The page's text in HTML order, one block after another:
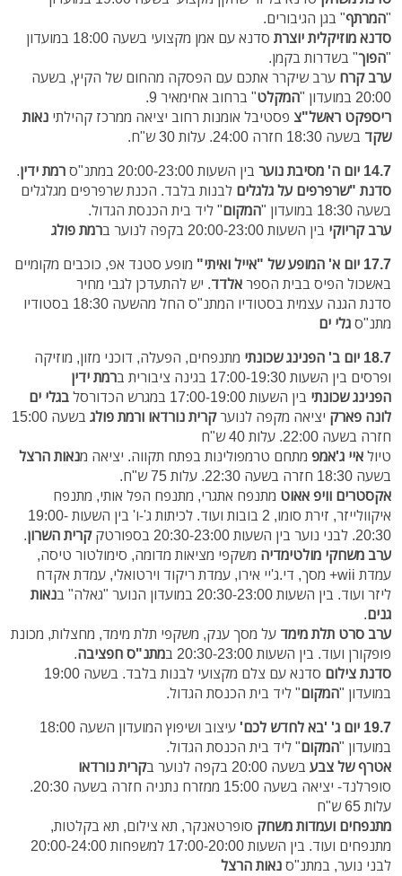
"המרתף" בגן הגיבורים.
סדנא מוזיקלית יוצרת סדנא עם אמן מקצועי בשעה 18:00
במועדון
"הפוך" בשדרות בקמן.
ערב קרח ערב שיקרר אתכם עם הפסקה מהחום של הקיץ, בשעה
20:00 במועדון "
המקלט" ברחוב אחימאיר 9.
ריספקט ראשל"צ פסטיבל אומנות רחוב יציאה ממרכז קהילתי נאות
שקד בשעה 18:30 חזרה 24:00. עלות 30 ש"ח.
14.7 יום ה'
מסיבת נוער בין השעות 20:00-23:00 במתנ"ס רמת ידין.
סדנת "שרפרפים על גלגלים לבנות בלבד. הכנת שרפרפים מגלגלים
בשעה 18:30 במועדון "
המקום" ליד בית הכנסת הגדול.
ערב קריוקי בין השעות 20:00-23:00 בקפה לנוער ב
רמת פולג
17.7 יום א'
המופע של "אייל ואיתי" מופע סטנד אפ, כוכבים מקומיים
באשכול הפיס בבית הספראלדד. יש להתעדכן לגבי מחיר
סדנת הגנה עצמית בסטודיו המתנ"ס החל מהשעה 18:30 בסטודיו
מתנ"סגלי ים
18.7 יום ב'
הפנינג שכונתי מתנפחים, הפעלה, דוכני מזון, מוזיקה
ופרסים בין השעות 17:00-19:30 בגינה ציבורית ברמת ידין
הפנינג שכונתי בין השעות 17:00-19:00 במגרש הכדורסלבגלי ים
לונה פארק יציאה מקפה לנוערקרית נורדאו ורמת פולג
בשעה 15:00
חזרה בשעה 22:00. עלות 40 ש"ח
טיולאיי ג'אמפ מתחם טרמפולינות בפתח תקווה. יציאה מנאות הרצל
בשעה 18:30 חזרה בשעה 22:30. עלות 75 ש"ח.
אקסטרים וויפ אאוט מתנפח אתגרי, מתנפח הפל אותי, מתנפח
איקוולייזר, זירת סומו, 2 בובות ועוד. לכיתות ג'-ו' בין השעות 19:00-
20:30. לבני נוער בין השעות 20:30-23:00 בספורטק
קרית השרון.
ערב משחקי מולטימדיה משקפי מציאות מדומה, סימולטור טיסה,
עמדת wii+ מסך, די.ג'יי אירו, עמדת ריקוד וירטואלי, עמדת אקדח
ליזר ועוד. בין השעות 20:30-23:00 במועדון הנוער "גאלה" ב
נאות
גנים.
ערב סרט תלת מימד על מסך ענק, משקפי תלת מימד, מחצלות, מכונת
פופקורן ועוד. בין השעות 20:30-23:00 ב
מתנ"ס חפציבה.
סדנת צילום
סדנא עם צלם מקצועי לבנות בלבד. בשעה 19:00
במועדון "המקום" ליד בית הכנסת הגדול.
19.7 יום ג'
'בא לחדש לכם'
עיצוב ושיפוץ המועדון השעה 18:00
במועדון "המקום" ליד בית הכנסת הגדול.
אטרף של צבע בשעה 20:00 בקפה לנוער ב
קרית נורדאו
סופרלנד- יציאה בשעה 15:00 ממזרח נתניה חזרה בשעה 20:30.
עלות 65 ש"ח
מתנפחים ועמדות משחק סופרטאנקר, תא צילום, תא בקלטות,
מתנפחים ועוד. בין השעות 17:00-20:00 למשפחות 20:00-24:00
לבני נוער, במתנ"סנאות הרצל